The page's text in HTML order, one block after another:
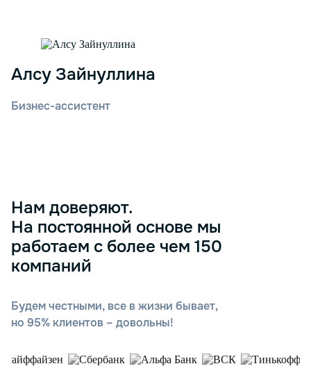
Алсу Зайнуллина
Бизнес-ассистент
Будем честными, все в жизни бывает,
но 95% клиентов – довольны!
Нам доверяют.
На постоянной основе мы
работаем с более чем 150
компаний